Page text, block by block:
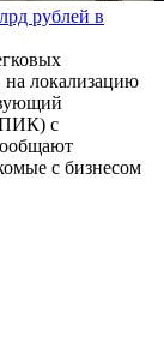
рублей в
локализацию
с
с бизнесом